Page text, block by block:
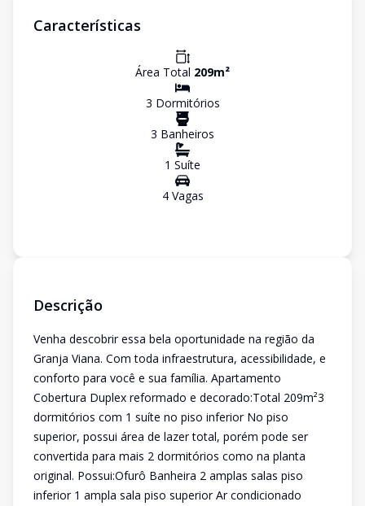
Características
Área Total 209m²
3 Dormitórios
3 Banheiros
1 Suíte
4Vagas
Descrição
Venha descobrir essa bela oportunidade na região da
Granja Viana. Com toda infraestrutura, acessibilidade, e
conforto para você e sua família. Apartamento
Cobertura Duplex reformado e decorado:Total 209m²3
dormitórios com 1 suíte no piso inferior No piso
superior, possui área de lazer total, porém pode ser
convertida para mais 2 dormitórios como na planta
original. Possui:Ofurô Banheira 2 amplas salas piso
inferior 1 ampla sala piso superior Ar condicionado